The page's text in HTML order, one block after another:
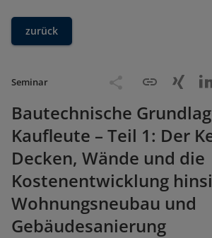
zurück
Seminar
Bautechnische
Kaufleute – Teil 1: Der
Decken, Wände und die
Kostenentwicklung
Wohnungsneubau und
Gebäudesanierung